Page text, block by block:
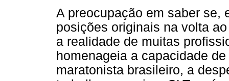
A preocupação em saber se,
posições originais na volta
a realidade de muitas
homenageia a capacidade
maratonista brasileiro, a